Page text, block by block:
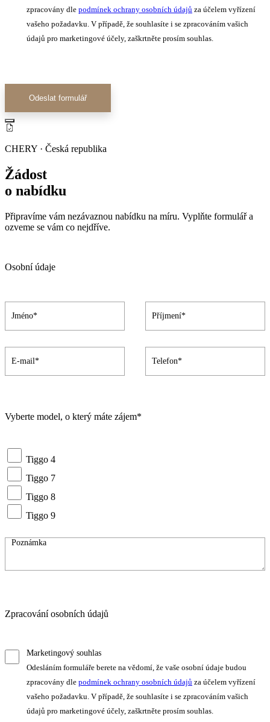
zpracovány dle podmínek ochrany osobních údajů za účelem vyřízení
vašeho požadavku. V případě, že souhlasíte i se zpracováním vašich
údajů pro marketingové účely, zaškrtněte prosím souhlas.
Odeslat formulář
CHERY · Česká republika
Žádost
o nabídku
Připravíme vám nezávaznou nabídku na míru. Vyplňte formulář a
ozveme se vám co nejdříve.
Osobní údaje
Vyberte model, o který máte zájem*
Tiggo 4
Tiggo 7
Tiggo 8
Tiggo 9
Zpracování osobních údajů
Marketingový souhlas
Odesláním formuláře berete na vědomí, že vaše osobní údaje budou
zpracovány dle podmínek ochrany osobních údajů za účelem vyřízení
vašeho požadavku. V případě, že souhlasíte i se zpracováním vašich
údajů pro marketingové účely, zaškrtněte prosím souhlas.